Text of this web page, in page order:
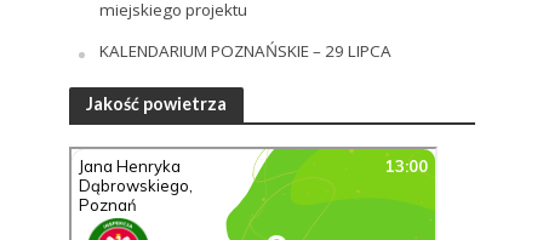
miejskiego projektu
KALENDARIUM POZNAŃSKIE – 29 LIPCA
Jakość powietrza